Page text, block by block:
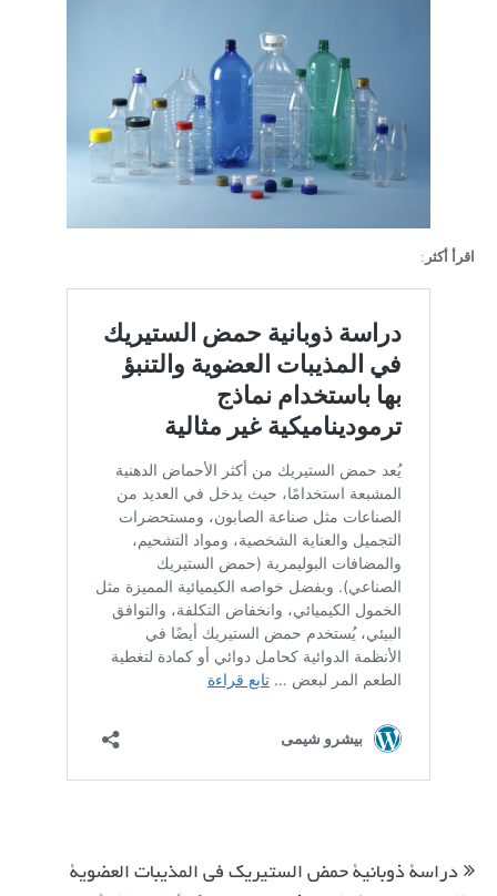
اقرأ أكثر :
المقالات
دراسة ذوبانية حمض الستيريك في المذيبات العضوية